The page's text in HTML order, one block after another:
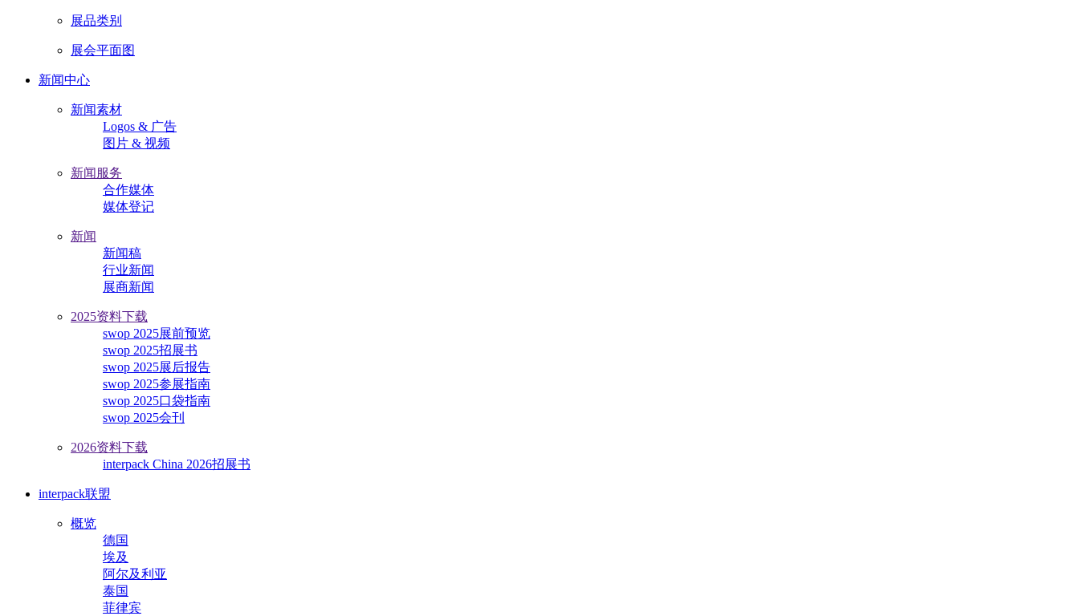
展品类别
展会平面图
新闻中心
新闻素材
Logos & 广告
图片 & 视频
新闻服务
合作媒体
媒体登记
新闻
新闻稿
行业新闻
展商新闻
2025资料下载
swop 2025展前预览
swop 2025招展书
swop 2025展后报告
swop 2025参展指南
swop 2025口袋指南
swop 2025会刊
2026资料下载
interpack China 2026招展书
interpack联盟
概览
德国
埃及
阿尔及利亚
泰国
菲律宾